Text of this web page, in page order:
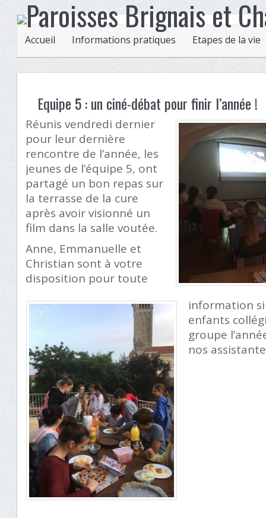
Accueil Informations pratiques Etapes de la vie
Equipe 5 : un ciné-débat pour finir l’année !
Réunis vendredi dernier
pour leur dernière
rencontre de l’année, les
jeunes de l’équipe 5, ont
partagé un bon repas sur
la terrasse de la cure
après avoir visionné un
film dans la salle voutée.
Anne, Emmanuelle et
Christian sont à votre
disposition pour toute
information
enfants
groupe
nos